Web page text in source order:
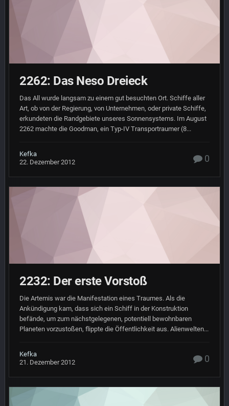
2262: Das Neso Dreieck
Das All wurde langsam zu einem gut besuchten Ort. Schiffe aller
Art, ob von der Regierung, von Unternehmen, oder private Schiffe,
erkundeten die Randgebiete unseres Sonnensystems. Im August
2262 machte die Goodman, ein Typ-IV Transportraumer (8...
Kefka
22. Dezember 2012
0
2232: Der erste Vorstoß
Die Artemis war die Manifestation eines Traumes. Als die
Ankündigung kam, dass sich ein Schiff in der Konstruktion
befände, um zum nächstgelegenen, potentiell bewohnbaren
Planeten vorzustoßen, flippte die Öffentlichkeit aus. Alienwelten...
Kefka
21. Dezember 2012
0